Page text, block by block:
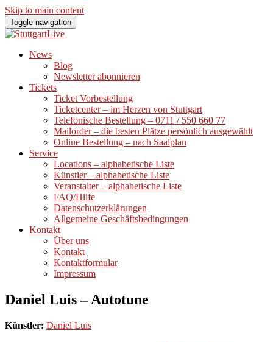
Skip to main content
Toggle navigation
News
Blog
Newsletter abonnieren
Tickets
Ticket Vorbestellung
Ticketcenter – im Herzen von Stuttgart
Telefonische Bestellung – 0711 / 550 660 77
Mailorder – die besten Plätze persönlich ausgewählt
Online Bestellung – nach Saalplan
Service
Locations – alphabetische Liste
Künstler – alphabetische Liste
Veranstalter – alphabetische Liste
FAQ/Hilfe
Datenschutzerklärungen
Allgemeine Geschäftsbedingungen
Kontakt
Über uns
Kontakt
Kontaktformular
Impressum
Daniel Luis – Autotune
Künstler: Daniel Luis